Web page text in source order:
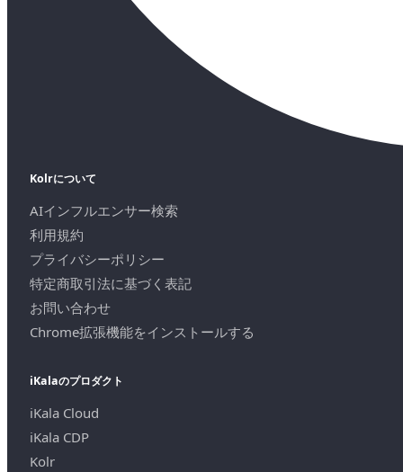
Kolrについて
AIインフルエンサー検索
利用規約
プライバシーポリシー
特定商取引法に基づく表記
お問い合わせ
Chrome拡張機能をインストールする
iKalaのプロダクト
iKala Cloud
iKala CDP
Kolr